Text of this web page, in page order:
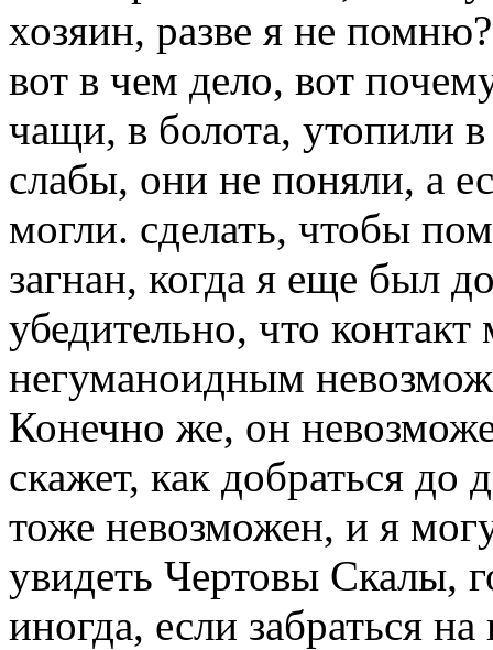
хозяин, разве я не
вот в чем дело, вот
чащи, в болота, утопили
слабы, они не поняли, а
могли. сделать, чтобы
загнан, когда я еще был
убедительно, что
негуманоидным
Конечно же, он
скажет, как добраться
тоже невозможен, и я
увидеть Чертовы Скалы,
иногда, если забраться